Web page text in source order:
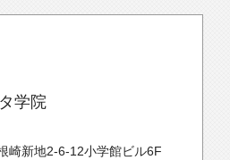
学院
崎新地2-6-12小学館ビル6F